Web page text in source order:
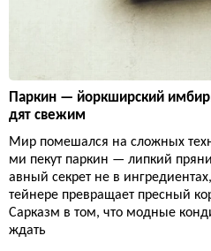
Паркин — йоркширский
дят свежим
Мир помешался на сложных
ми пекут паркин — липкий
авный секрет не в
тейнере превращает пресный
Сарказм в том, что модные
ждать